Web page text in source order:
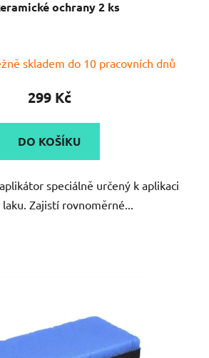
ochrany 2 ks
skladem do 10 pracovních dnů
299 Kč
DO KOŠÍKU
speciálně určený k aplikaci
Zajistí rovnoměrné...